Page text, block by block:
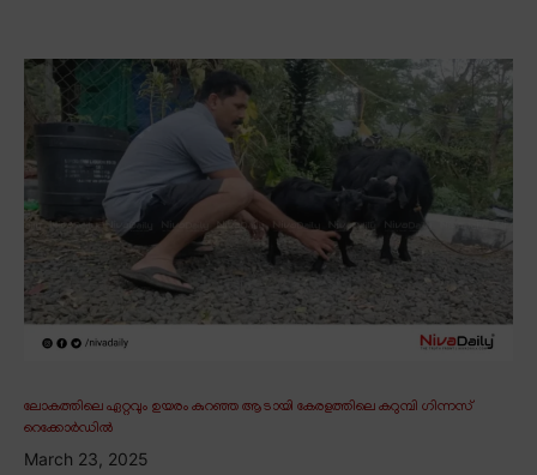
ലോകത്തിലെ ഏറ്റവും ഉയരം കുറഞ്ഞ ആടായി കേരളത്തിലെ കറുമ്പി ഗിന്നസ്
റെക്കോർഡിൽ
March 23, 2025